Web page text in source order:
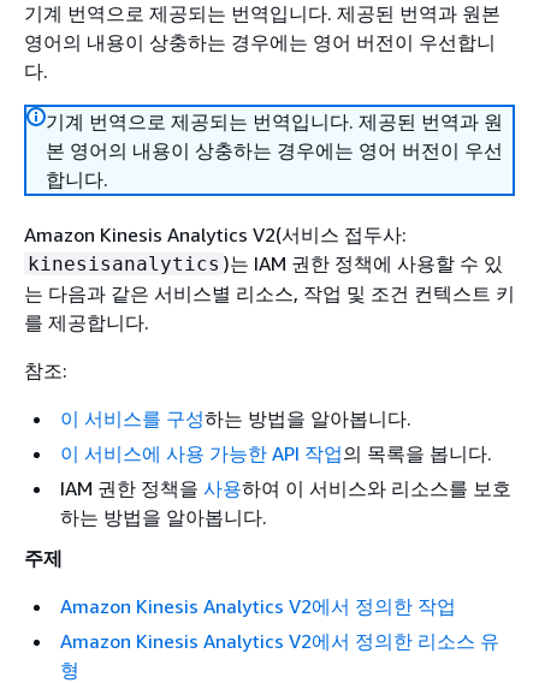
기계 번역으로 제공되는 번역입니다. 제공된 번역과 원본
영어의 내용이 상충하는 경우에는 영어 버전이 우선합니
다.
기계 번역으로 제공되는 번역입니다. 제공된 번역과 원
본 영어의 내용이 상충하는 경우에는 영어 버전이 우선
합니다.
Amazon Kinesis Analytics V2(서비스 접두사:
kinesisanalytics )는 IAM 권한 정책에 사용할 수 있
는 다음과 같은 서비스별 리소스, 작업 및 조건 컨텍스트 키
를 제공합니다.
참조:
이 서비스를 구성하는 방법을 알아봅니다.
이 서비스에 사용 가능한 API 작업의 목록을 봅니다.
IAM 권한 정책을 사용하여 이 서비스와 리소스를 보호
하는 방법을 알아봅니다.
주제
Amazon Kinesis Analytics V2에서 정의한 작업
Amazon Kinesis Analytics V2에서 정의한 리소스 유
형